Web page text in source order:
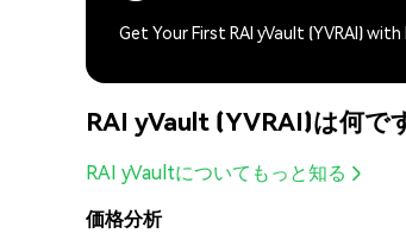
Get Your First RAI yVault (YVRAI) with
RAI yVault (YVRAI)は何で
RAI yVaultについてもっと知る
価格分析